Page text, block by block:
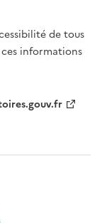
de tous
informations